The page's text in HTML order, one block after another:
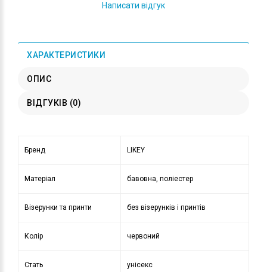
Написати відгук
ХАРАКТЕРИСТИКИ
ОПИС
ВІДГУКІВ (0)
Бренд LIKEY
Матеріал бавовна, поліестер
Візерунки та принти без візерунків і принтів
Колір червоний
Стать унісекс